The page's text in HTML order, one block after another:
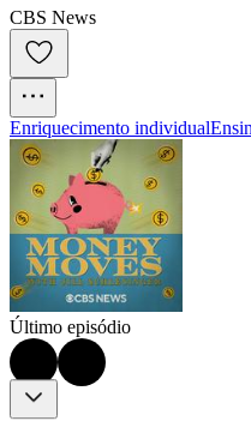
CBS News
Enriquecimento individual
Último episódio